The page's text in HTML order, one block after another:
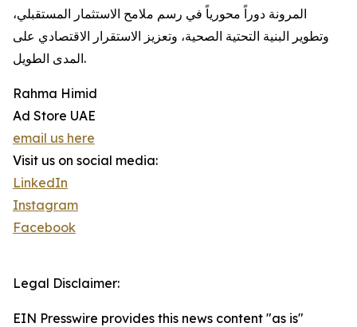
المرونة دوراً محورياً في رسم ملامح الاستثمار المستقبلي،
وتطوير البنية التحتية الصحية، وتعزيز الاستقرار الاقتصادي على
المدى الطويل.
Rahma Himid
Ad Store UAE
email us here
Visit us on social media:
LinkedIn
Instagram
Facebook
Legal Disclaimer:
EIN Presswire provides this news content "as is"